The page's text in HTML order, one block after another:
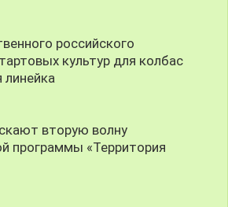
российского
культур для колбас
вторую волну
программы «Территория